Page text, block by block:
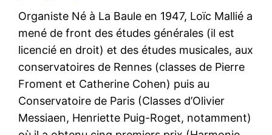
Organiste Né à La Baule en 1947, Loïc Mallié a
mené de front des études générales (il est
licencié en droit) et des études musicales, aux
conservatoires de Rennes (classes de Pierre
Froment et Catherine Cohen) puis au
Conservatoire de Paris (Classes d’Olivier
Messiaen, Henriette Puig-Roget, notamment)